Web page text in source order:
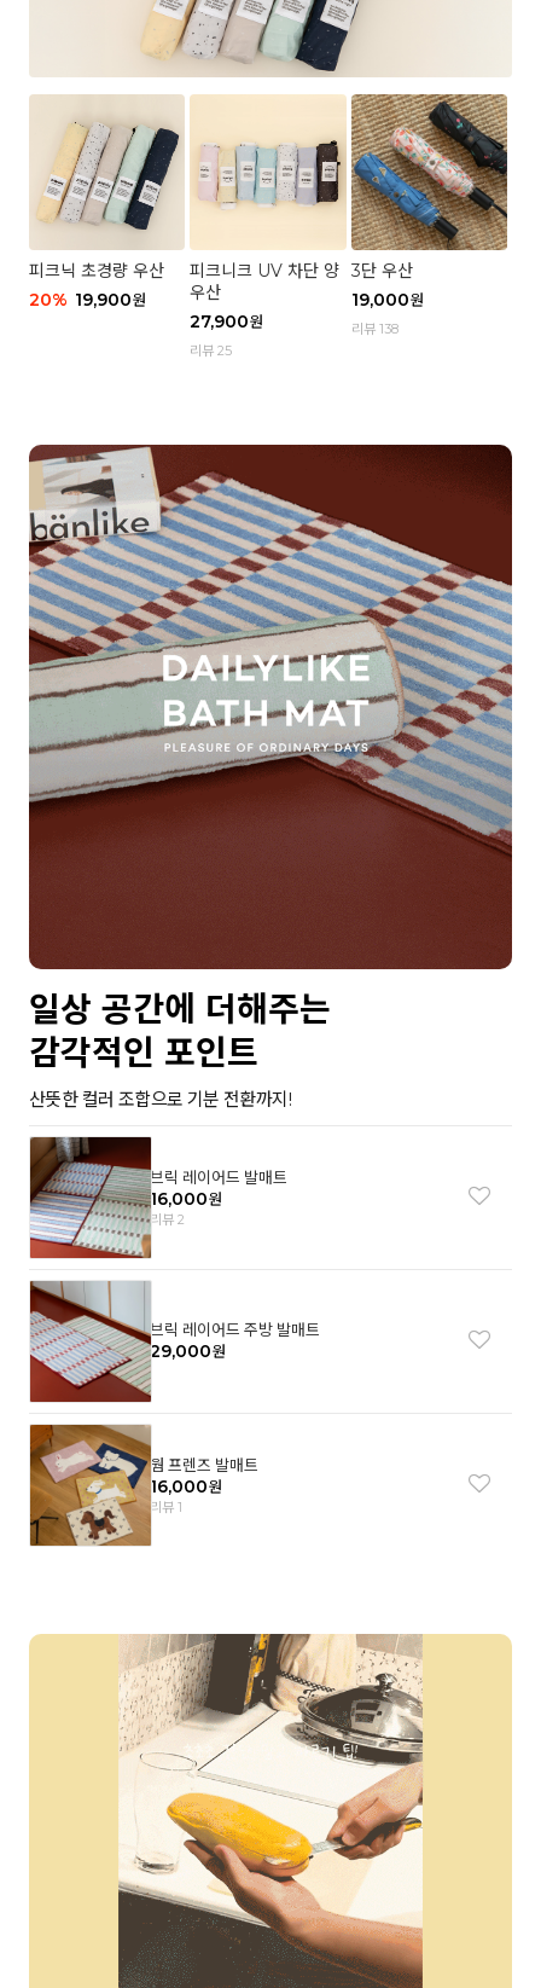
피크닉 초경량 우산
20% 19,900원
피크니크 UV 차단 양
우산
27,900원
리뷰 25
3단 우산
19,000원
리뷰 138
일상 공간에 더해주는
감각적인 포인트
산뜻한 컬러 조합으로 기분 전환까지!
브릭 레이어드 발매트
16,000원
리뷰 2
브릭 레이어드 주방 발매트
29,000원
웜 프렌즈 발매트
16,000원
리뷰 1